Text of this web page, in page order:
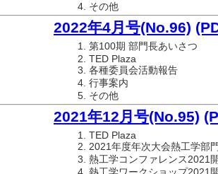
その他
2022年4月号(No.96)
第100期 部門長あいさつ
TED Plaza
各種委員会活動報告
行事案内
その他
2021年12月号(No.95)
TED Plaza
2021年度年次大会熱工学部
熱工学コンファレンス2021